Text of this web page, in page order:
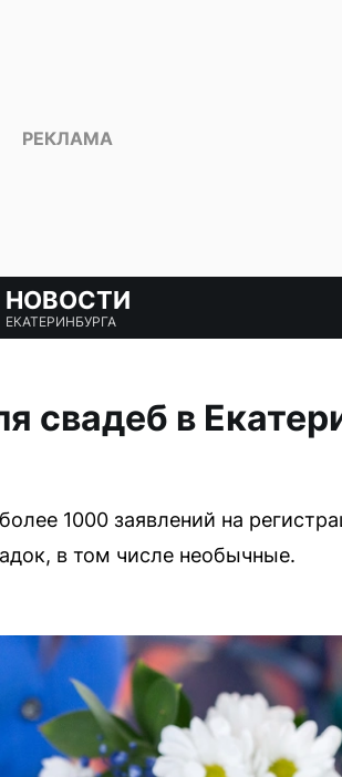
НОВОСТИ
ЕКАТЕРИНБУРГА
свадеб в
1000 заявлений на
в том числе необычные.